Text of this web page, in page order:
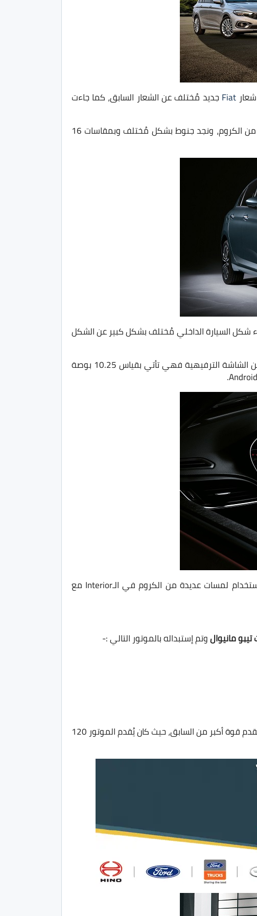
Fiatجديد مُختلف عن الشعار السابق، كما جاءت
اما عن الإكصدام الأمامي فجاء أكثر هجومية وإختلف شكلة الى حد كبير، وجاء ايضًا مع لمسات عديدة من الكروم، ونجد جنوط بشكل مُختلف وبمقاسات 16
شكل السيارة الداخلي مُختلف بشكل كبير عن الشكل
نجد شاشة عدادات Digital من نوع TFT بقياس 7 بوصة بنظام تقني أكثر ويُتيح العديد من الخيارات، اما عن الشاشة الترفيهية فهي تأتي بقياس 10.25 بوصة
تأتي السيارة من الداخل بفرش بإستخدام أقمشة مُختلفة عن الشكل المتواجد حاليًا من السيارة، وتم إستخدام لمسات عديدة من الكروم في الـInterior مع
وتم إستبداله بالموتور التالي :-
كما جاءت السيارة بنفس الموتور الـ1.6 لتر المتواجد حاليًا في فيات تيبو اوتوماتيك لكن تم تحسينه وجاء ليُقدم قوة أكبر من السابق، حيث كان يُقدم الموتور 120